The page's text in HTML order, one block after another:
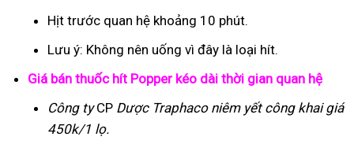
Hịt trước quan hệ khoảng 10 phút.
Lưu ý: Không nên uống vì đây là loại hít.
Giá bán thuốc hít Popper kéo dài thời gian quan hệ
Công tyCP Dược Traphaconiêm yết công khai giá
450k/1 lọ.